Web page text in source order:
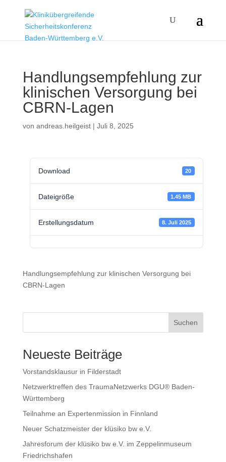
Handlungsempfehlung zur
klinischen Versorgung bei
CBRN-Lagen
von andreas.heilgeist| Juli 8, 2025
Download 20
Dateigröße 1.45 MB
Erstellungsdatum 8. Juli 2025
Handlungsempfehlung zur klinischen Versorgung bei
CBRN-Lagen
Suchen
Neueste Beiträge
Vorstandsklausur in Filderstadt
Netzwerktreffen des TraumaNetzwerks DGU® Baden-
Württemberg
Teilnahme an Expertenmission in Finnland
Neuer Schatzmeister der klüsiko bw e.V.
Jahresforum der klüsiko bw e.V. im Zeppelinmuseum
Friedrichshafen